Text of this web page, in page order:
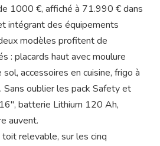
1000 €, affiché à 71.990 € dans
intégrant des équipements
modèles profitent de
: placards haut avec moulure
accessoires en cuisine, frigo à
oublier les pack Safety et
batterie Lithium 120 Ah,
auvent.
relevable, sur les cinq